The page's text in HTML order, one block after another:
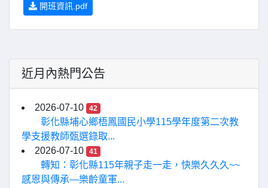
開班資訊.pdf
近月內熱門公告
2026-07-10 42
彰化縣埔心鄉梧鳳國民小學115學年度第二次教
學支援教師甄選錄取...
2026-07-10
41
轉知：彰化縣115年親子走一走，快樂久久久~~
感恩與傳承—樂齡童軍...